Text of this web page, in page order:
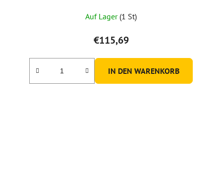
Auf Lager (1 St)
€115,69
IN DEN WARENKORB